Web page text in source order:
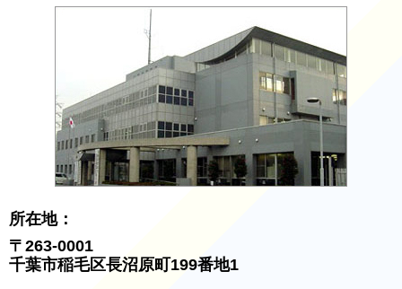
所在地：
〒263-0001
千葉市稲毛区長沼原町199番地1